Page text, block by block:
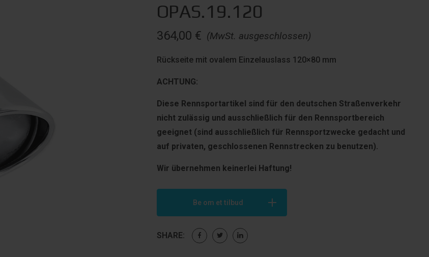
OPAS.19.120
(MwSt. ausgeschlossen)
364,00 €
Rückseite mit ovalem Einzelauslass 120×80 mm
ACHTUNG:
Diese Rennsportartikel sind für den deut­schen Straßenverkehr
nicht zulässig und ausschließlich für den Rennsportbereich
geeignet (sind ausschließlich für Rennsportzwecke gedacht und
auf privaten, geschlossenen Rennstrecken zu benutzen).
Wir übernehmen keinerlei Haftung!
Be om et tilbud
SHARE: